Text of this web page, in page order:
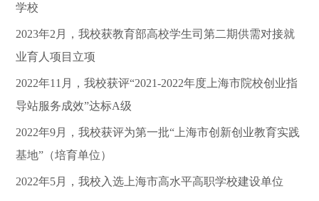
学校
2023年2月，我校获教育部高校学生司第二期供需对接就
业育人项目立项
2022年11月，我校获评“2021-2022年度上海市院校创业指
导站服务成效”达标A级
2022年9月，我校获评为第一批“上海市创新创业教育实践
基地”（培育单位）
2022年5月，我校入选上海市高水平高职学校建设单位